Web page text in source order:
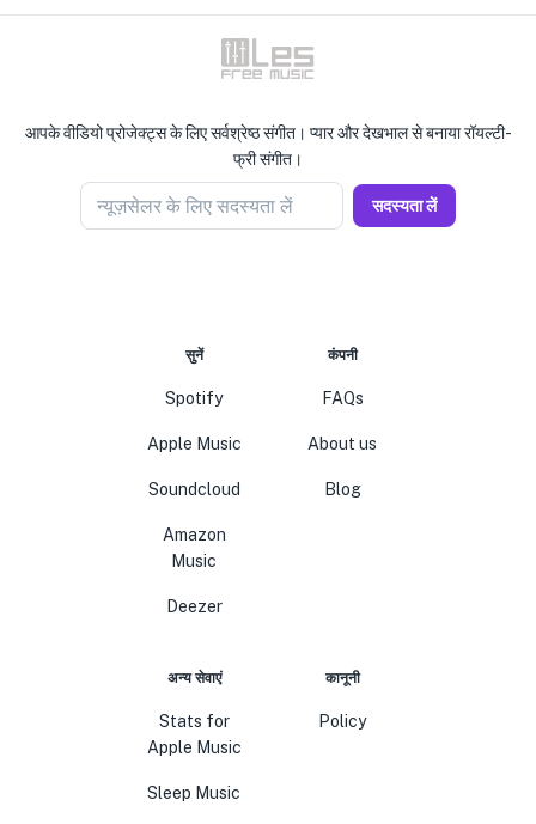
आपके वीडियो प्रोजेक्ट्स के लिए सर्वश्रेष्ठ संगीत। प्यार और देखभाल से बनाया रॉयल्टी-
फ्री संगीत।
न्यूज़सेलर के लिए सदस्यता लें सदस्यता लें
सुनें
Spotify
Apple Music
Soundcloud
Amazon
Music
Deezer
कंपनी
FAQs
About us
Blog
अन्य सेवाएं
Stats for
Apple Music
Sleep Music
कानूनी
Policy